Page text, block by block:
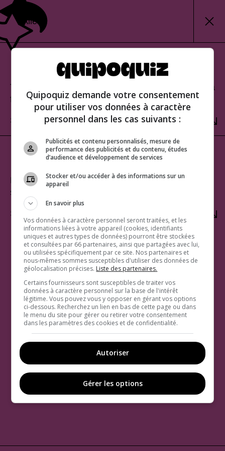
Alien
Mode classique
Teste tes connaissances et découvre ton score à la
fin.
SÉLECTIONNER
Mode rafale
Relève le défi du score parfait. Une seule erreur te
sera fatale!
SÉLECTIONNER
Quipoquiz demande votre consentement
pour utiliser vos données à caractère
personnel dans les cas suivants :
Publicités et contenu personnalisés, mesure de
performance des publicités et du contenu, études
d’audience et développement de services
Stocker et/ou accéder à des informations sur un
appareil
En savoir plus
Vos données à caractère personnel seront traitées, et les
informations liées à votre appareil (cookies, identifiants
uniques et autres types de données) pourront être stockées
et consultées par 66 partenaires, ainsi que partagées avec lui,
ou utilisées spécifiquement par ce site. Nos partenaires et
nous-mêmes sommes susceptibles d'utiliser des données de
géolocalisation précises. Liste des partenaires.
Certains fournisseurs sont susceptibles de traiter vos
données à caractère personnel sur la base de l'intérêt
légitime. Vous pouvez vous y opposer en gérant vos options
ci-dessous. Recherchez un lien en bas de cette page ou dans
le menu du site pour gérer ou retirer votre consentement
dans les paramètres des cookies et de confidentialité.
Autoriser
Gérer les options